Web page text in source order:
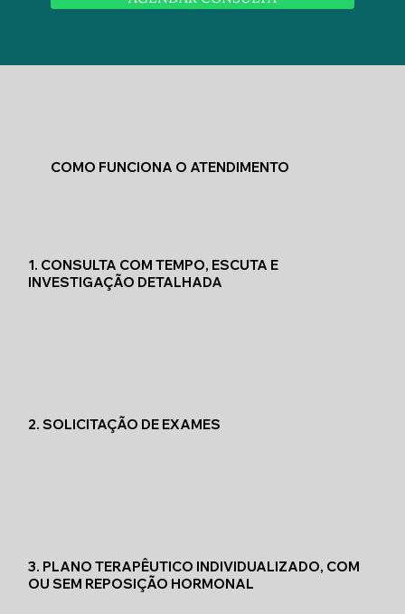
COMO FUNCIONA O ATENDIMENTO
1. CONSULTA COM TEMPO, ESCUTA E
INVESTIGAÇÃO DETALHADA
2. SOLICITAÇÃO DE EXAMES
3. PLANO TERAPÊUTICO INDIVIDUALIZADO, COM
OU SEM REPOSIÇÃO HORMONAL